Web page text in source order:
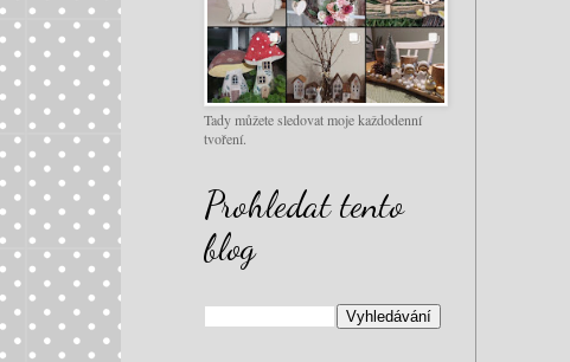
Tady můžete sledovat moje každodenní
tvoření.
Prohledat tento
blog